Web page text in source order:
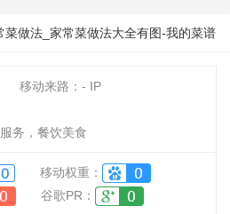
做法_家常菜做法大全有图-我的菜谱
移动来路： - IP
务，餐饮美食
移动权重：
谷歌PR：